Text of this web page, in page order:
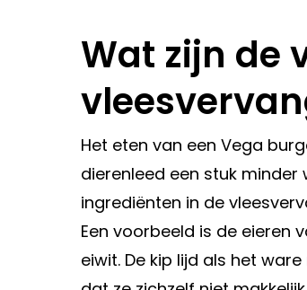
Wat zijn de
Het eten van een Vega
dierenleed een stuk
ingrediënten in de
Een voorbeeld is de eieren
eiwit. De kip lijd als het